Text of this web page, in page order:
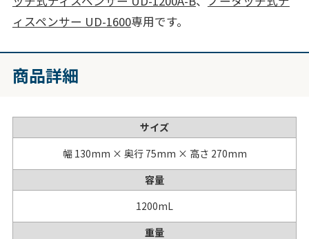
ィスペンサー UD-1600専用です。
商品詳細
サイズ
幅 130mm × 奥行 75mm × 高さ 270mm
容量
1200mL
重量